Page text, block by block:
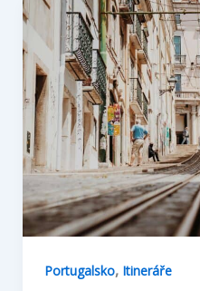
Portugalsko, Itineráře